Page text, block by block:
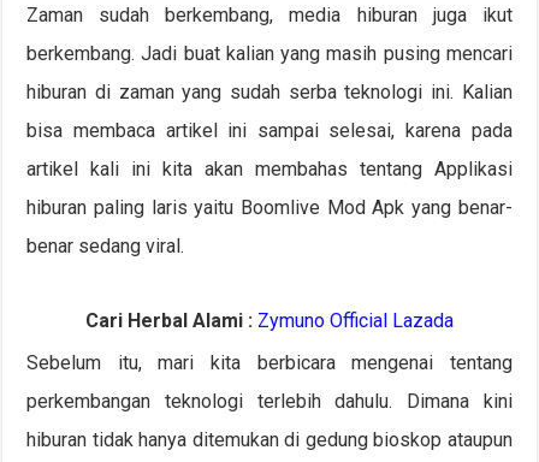
Zaman sudah berkembang, media hiburan juga ikut
berkembang. Jadi buat kalian yang masih pusing mencari
hiburan di zaman yang sudah serba teknologi ini. Kalian
bisa membaca artikel ini sampai selesai, karena pada
artikel kali ini kita akan membahas tentang Applikasi
hiburan paling laris yaitu Boomlive Mod Apk yang benar-
benar sedang viral.
Cari Herbal Alami : Zymuno Official Lazada
Sebelum itu, mari kita berbicara mengenai tentang
perkembangan teknologi terlebih dahulu. Dimana kini
hiburan tidak hanya ditemukan di gedung bioskop ataupun